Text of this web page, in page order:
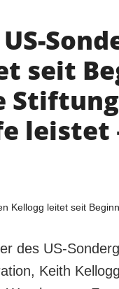
Vertraulichkeit
Schutz
seit
leistet
des US-
Keith